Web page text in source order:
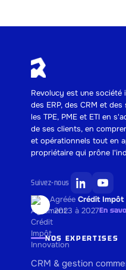
Revolucy est une société
des ERP, des CRM et
les TPE, PME et ETI en
de ses clients, en
et opérationnels tout en
propriétaire qui prône
Suivez-nous
Agréée Crédit
· 2023 à 2027En
NOS EXPERTISES
CRM & gestion